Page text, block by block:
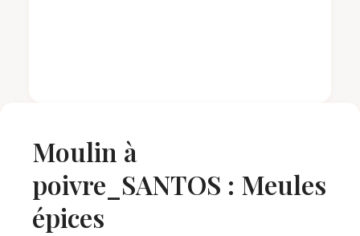
Moulin à
poivre_SANTOS : Meules
épices